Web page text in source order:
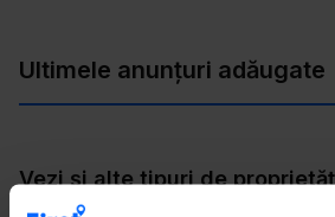
Ultimele anunțuri adăugate
Vezi și alte tipuri de
Case de vânzare